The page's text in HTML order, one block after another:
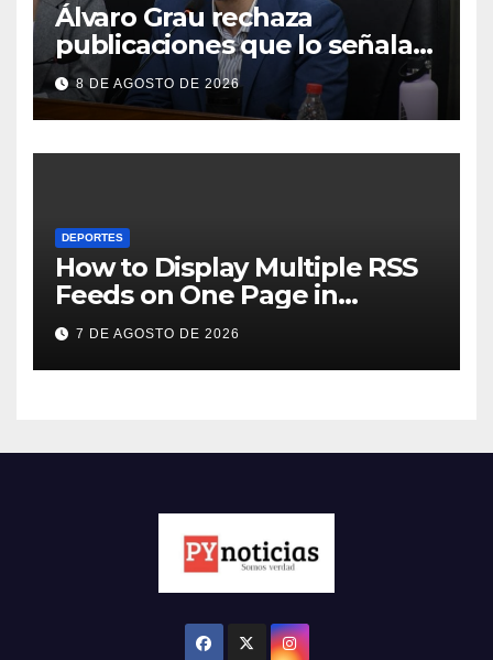
Álvaro Grau rechaza
publicaciones que lo señalan
como “lobbista”
8 DE AGOSTO DE 2026
DEPORTES
How to Display Multiple RSS
Feeds on One Page in
WordPress
7 DE AGOSTO DE 2026